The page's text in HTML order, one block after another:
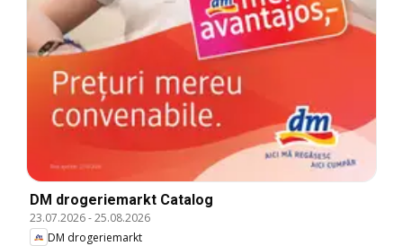
DM drogeriemarkt Catalog
23.07.2026-25.08.2026
DM drogeriemarkt